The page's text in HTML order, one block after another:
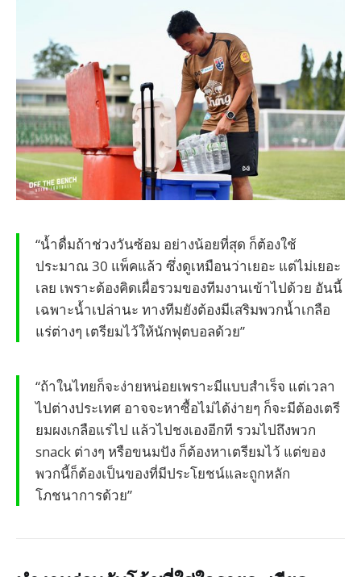
“น้ำดื่มถ้าช่วงวันซ้อม อย่างน้อยที่สุด ก็ต้องใช้
ประมาณ 30 แพ็คแล้ว ซึ่งดูเหมือนว่าเยอะ แต่ไม่เยอะ
เลย เพราะต้องคิดเผื่อรวมของทีมงานเข้าไปด้วย อันนี้
เฉพาะน้ำเปล่านะ ทางทีมยังต้องมีเสริมพวกน้ำเกลือ
แร่ต่างๆ เตรียมไว้ให้นักฟุตบอลด้วย”
“ถ้าในไทยก็จะง่ายหน่อยเพราะมีแบบสำเร็จ แต่เวลา
ไปต่างประเทศ อาจจะหาซื้อไม่ได้ง่ายๆ ก็จะมีต้องเตรี
ยมผงเกลือแร่ไป แล้วไปชงเองอีกที รวมไปถึงพวก
snack ต่างๆ หรือขนมปัง ก็ต้องหาเตรียมไว้ แต่ของ
พวกนี้ก็ต้องเป็นของที่มีประโยชน์และถูกหลัก
โภชนาการด้วย”